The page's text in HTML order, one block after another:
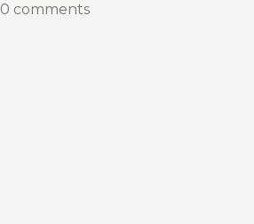
0 comments